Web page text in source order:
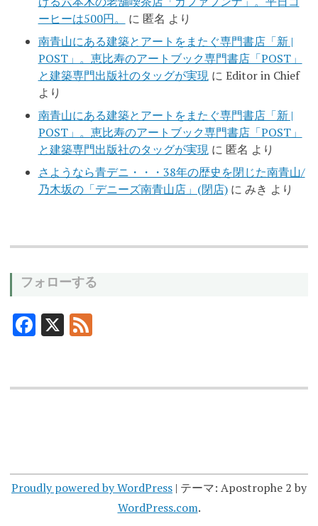
ーヒーは500円。
に 匿名 より
南青山にある建築とアートをまたぐ専門書店「新 |
POST」。恵比寿のアートブック専門書店「POST」
と建築専門出版社のタッグが実現に Editor in Chief
より
南青山にある建築とアートをまたぐ専門書店「新 |
POST」。恵比寿のアートブック専門書店「POST」
と建築専門出版社のタッグが実現に 匿名 より
さようなら青デニ・・・38年の歴史を閉じた南青山/
乃木坂の「デニーズ南青山店」(閉店)に みき より
フォローする
F
b
X F
Proudly powered by WordPress | テーマ: Apostrophe 2 by
WordPress.com.